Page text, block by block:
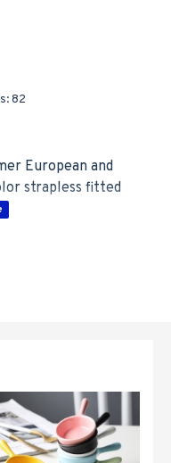
82
European and
strapless fitted